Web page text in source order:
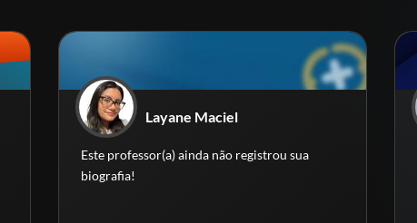
Layane Maciel
Este professor(a) ainda não registrou sua
biografia!